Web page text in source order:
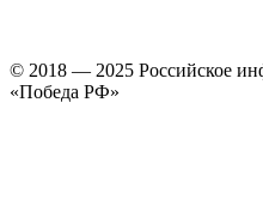
© 2018 — 2025 Российское
«Победа РФ»